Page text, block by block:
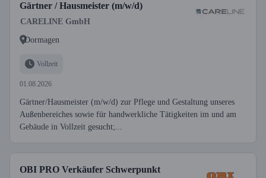
Gärtner / Hausmeister (m/w/d)
CARELINE GmbH
Dormagen
Vollzeit
01.08.2026
Gärtner/Hausmeister (m/w/d) zur Pflege und Gestaltung unseres
Außenbereiches sowie für handwerkliche Tätigkeiten im und am
Gebäude in Vollzeit gesucht;...
OBI PRO Verkäufer Schwerpunkt